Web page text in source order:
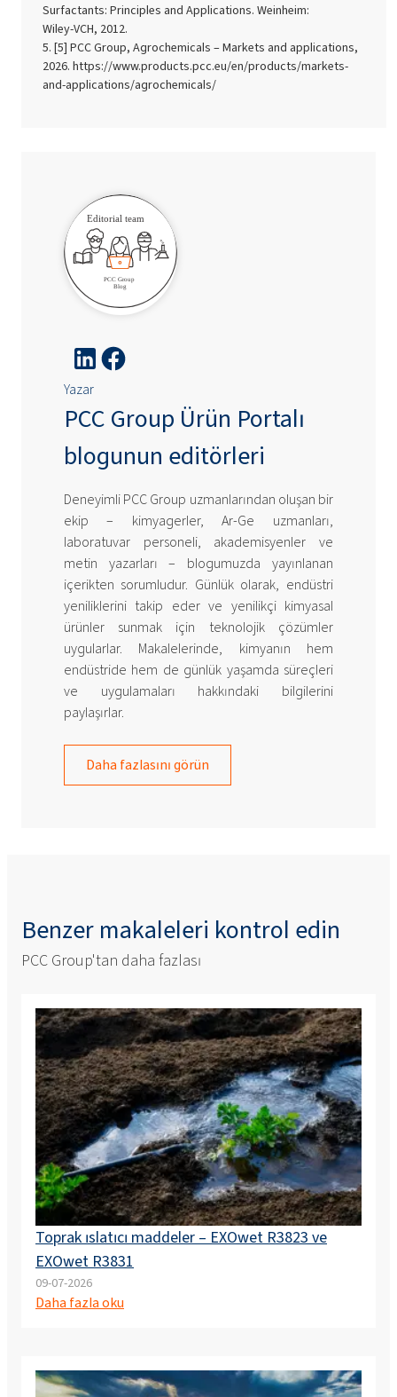
Surfactants: Principles and Applications. Weinheim:
Wiley‑VCH, 2012.
[5] PCC Group, Agrochemicals – Markets and applications,
2026. https://www.products.pcc.eu/en/products/markets-
and-applications/agrochemicals/
Yazar
PCC Group Ürün Portalı
blogunun editörleri
Deneyimli PCC Group uzmanlarından oluşan bir
ekip – kimyagerler, Ar-Ge uzmanları,
laboratuvar personeli, akademisyenler ve
metin yazarları – blogumuzda yayınlanan
içerikten sorumludur. Günlük olarak, endüstri
yeniliklerini takip eder ve yenilikçi kimyasal
ürünler sunmak için teknolojik çözümler
uygularlar. Makalelerinde, kimyanın hem
endüstride hem de günlük yaşamda süreçleri
ve uygulamaları hakkındaki bilgilerini
paylaşırlar.
Daha fazlasını görün
Benzer makaleleri kontrol edin
PCC Group'tan daha fazlası
Toprak ıslatıcı maddeler – EXOwet R3823 ve
EXOwet R3831
09-07-2026
Daha fazla oku